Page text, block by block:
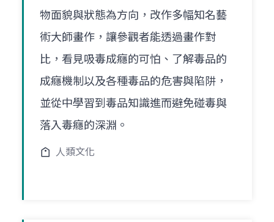
物面貌與狀態為方向，改作多幅知名藝
術大師畫作，讓參觀者能透過畫作對
比，看見吸毒成癮的可怕、了解毒品的
成癮機制以及各種毒品的危害與陷阱，
並從中學習到毒品知識進而避免碰毒與
落入毒癮的深淵。
人類文化